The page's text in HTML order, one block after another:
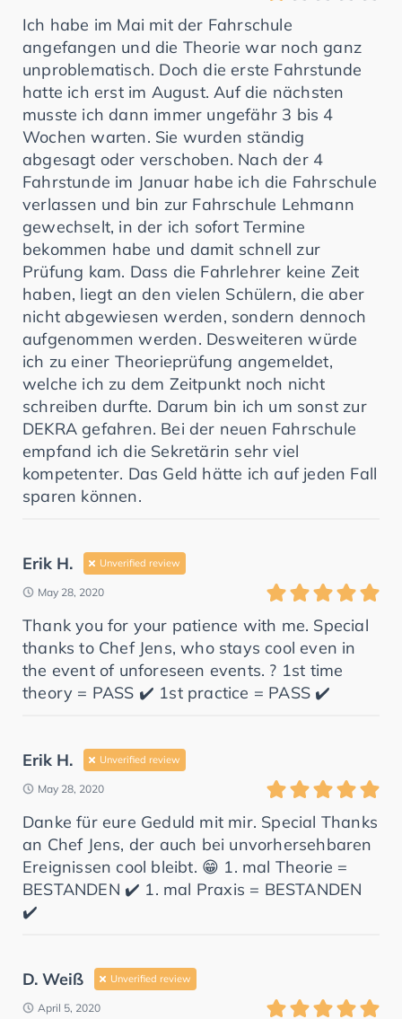
Ich habe im Mai mit der Fahrschule
angefangen und die Theorie war noch ganz
unproblematisch. Doch die erste Fahrstunde
hatte ich erst im August. Auf die nächsten
musste ich dann immer ungefähr 3 bis 4
Wochen warten. Sie wurden ständig
abgesagt oder verschoben. Nach der 4
Fahrstunde im Januar habe ich die Fahrschule
verlassen und bin zur Fahrschule Lehmann
gewechselt, in der ich sofort Termine
bekommen habe und damit schnell zur
Prüfung kam. Dass die Fahrlehrer keine Zeit
haben, liegt an den vielen Schülern, die aber
nicht abgewiesen werden, sondern dennoch
aufgenommen werden. Desweiteren würde
ich zu einer Theorieprüfung angemeldet,
welche ich zu dem Zeitpunkt noch nicht
schreiben durfte. Darum bin ich um sonst zur
DEKRA gefahren. Bei der neuen Fahrschule
empfand ich die Sekretärin sehr viel
kompetenter. Das Geld hätte ich auf jeden Fall
sparen können.
Erik H. Unverified review
May 28, 2020
Thank you for your patience with me. Special
thanks to Chef Jens, who stays cool even in
the event of unforeseen events. ? 1st time
theory = PASS ✔️ 1st practice = PASS ✔️
Erik H. Unverified review
May 28, 2020
Danke für eure Geduld mit mir. Special Thanks
an Chef Jens, der auch bei unvorhersehbaren
Ereignissen cool bleibt. 😁 1. mal Theorie =
BESTANDEN ✔️ 1. mal Praxis = BESTANDEN
✔️
D. Weiß Unverified review
April 5, 2020